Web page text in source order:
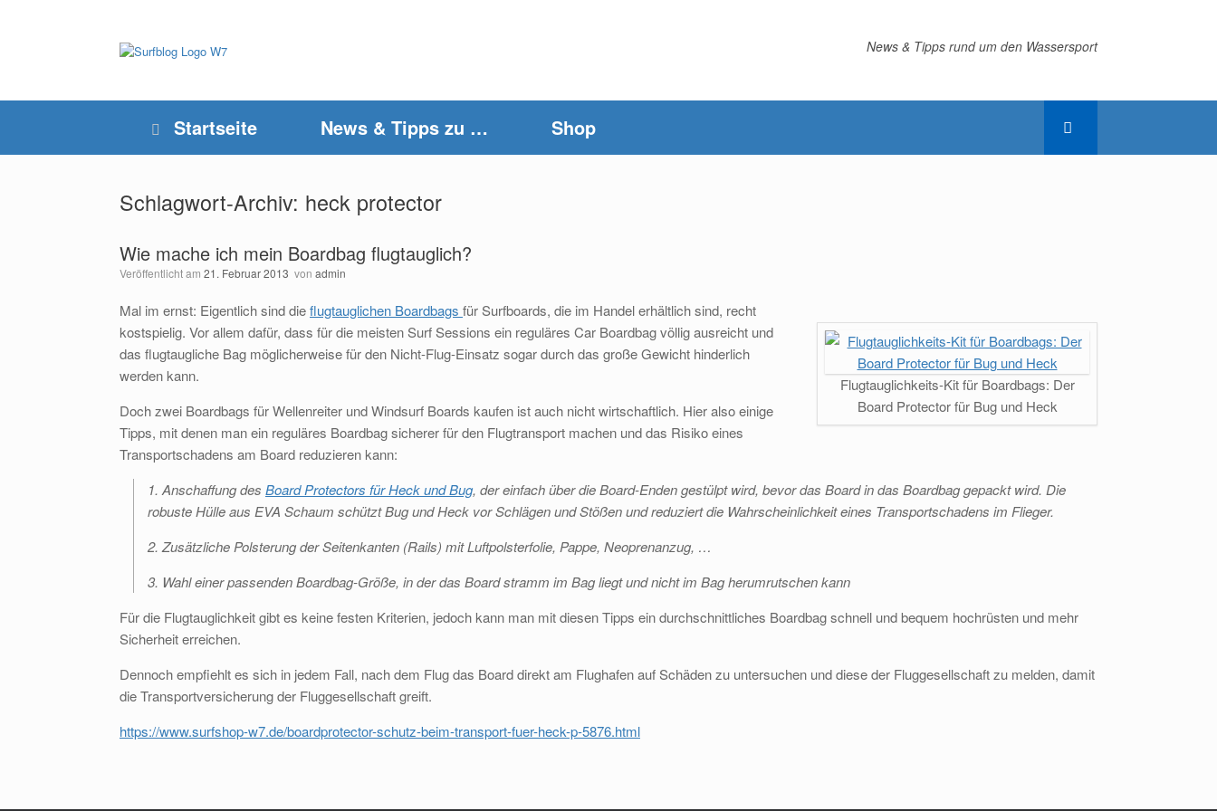
News & Tipps rund um den Wassersport
Startseite News & Tipps zu … Shop
Schlagwort-Archiv: heck protector
Wie mache ich mein Boardbag flugtauglich?
Veröffentlicht am 21. Februar 2013 von admin
Flugtauglichkeits-Kit für Boardbags: Der
Board Protector für Bug und Heck
Mal im ernst: Eigentlich sind dieflugtauglichen Boardbags für Surfboards, die im Handel erhältlich sind, recht
kostspielig. Vor allem dafür, dass für die meisten Surf Sessions ein reguläres Car Boardbag völlig ausreicht und
das flugtaugliche Bag möglicherweise für den Nicht-Flug-Einsatz sogar durch das große Gewicht hinderlich
werden kann.
Doch zwei Boardbags für Wellenreiter und Windsurf Boards kaufen ist auch nicht wirtschaftlich. Hier also einige
Tipps, mit denen man ein reguläres Boardbag sicherer für den Flugtransport machen und das Risiko eines
Transportschadens am Board reduzieren kann:
1. Anschaffung des Board Protectors für Heck und Bug, der einfach über die Board-Enden gestülpt wird, bevor das Board in das Boardbag gepackt wird. Die
robuste Hülle aus EVA Schaum schützt Bug und Heck vor Schlägen und Stößen und reduziert die Wahrscheinlichkeit eines Transportschadens im Flieger.
2. Zusätzliche Polsterung der Seitenkanten (Rails) mit Luftpolsterfolie, Pappe, Neoprenanzug, …
3. Wahl einer passenden Boardbag-Größe, in der das Board stramm im Bag liegt und nicht im Bag herumrutschen kann
Für die Flugtauglichkeit gibt es keine festen Kriterien, jedoch kann man mit diesen Tipps ein durchschnittliches Boardbag schnell und bequem hochrüsten und mehr
Sicherheit erreichen.
Dennoch empfiehlt es sich in jedem Fall, nach dem Flug das Board direkt am Flughafen auf Schäden zu untersuchen und diese der Fluggesellschaft zu melden, damit
die Transportversicherung der Fluggesellschaft greift.
https://www.surfshop-w7.de/boardprotector-schutz-beim-transport-fuer-heck-p-5876.html